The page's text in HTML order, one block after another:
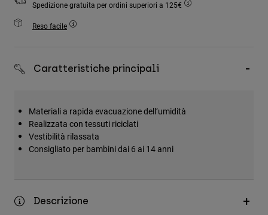
Accessori
Cappelli e Berretti
Spedizione gratuita per ordini superiori a 125€
Reso facile
Caratteristiche principali
Materiali a rapida evacuazione dell’umidità
Realizzata con tessuti riciclati
Vestibilità rilassata
Consigliato per bambini dai 6 ai 14 anni
Descrizione